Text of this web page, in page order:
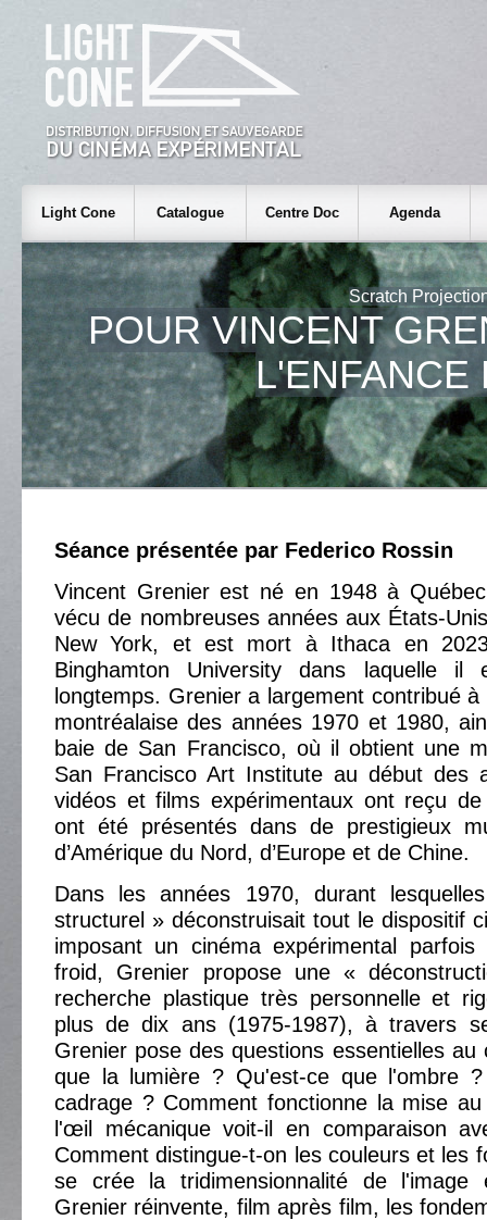
Light Cone Catalogue Centre Doc Agenda
Scratch
POUR VINCENT
L'ENFANCE
Séance présentée par Federico Rossin
Vincent Grenier est né en 1948 à
vécu de nombreuses années aux États-
New York, et est mort à Ithaca en
Binghamton University dans laquelle il
longtemps. Grenier a largement contribué
montréalaise des années 1970 et 1980,
baie de San Francisco, où il obtient une
San Francisco Art Institute au début des
vidéos et films expérimentaux ont reçu
ont été présentés dans de prestigieux
d’Amérique du Nord, d’Europe et de Chine.
Dans les années 1970, durant
structurel » déconstruisait tout le dispositif
imposant un cinéma expérimental
froid, Grenier propose une «
recherche plastique très personnelle et
plus de dix ans (1975-1987), à travers
Grenier pose des questions essentielles au
que la lumière ? Qu'est-ce que l'ombre
cadrage ? Comment fonctionne la mise
l'œil mécanique voit-il en comparaison
Comment distingue-t-on les couleurs et les
se crée la tridimensionnalité de l'image
Grenier réinvente, film après film, les